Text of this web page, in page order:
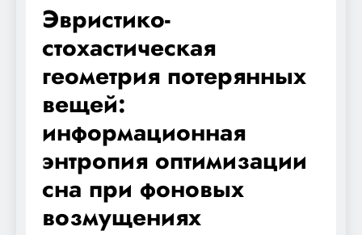
Эвристико-
стохастическая
геометрия потерянных
вещей:
информационная
энтропия оптимизации
сна при фоновых
возмущениях